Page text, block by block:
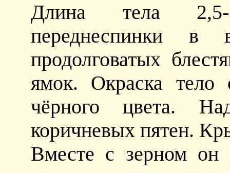
Длина тела
переднеспинки в
продолговатых
ямок. Окраска тело
чёрного цвета.
коричневых пятен.
Вместе с зерном он